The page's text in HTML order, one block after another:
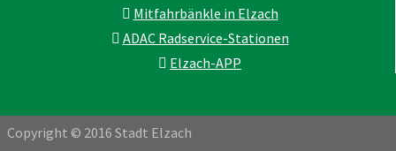
Mitfahrbänkle in Elzach
ADAC Radservice-Stationen
Elzach-APP
Copyright © 2016 Stadt Elzach